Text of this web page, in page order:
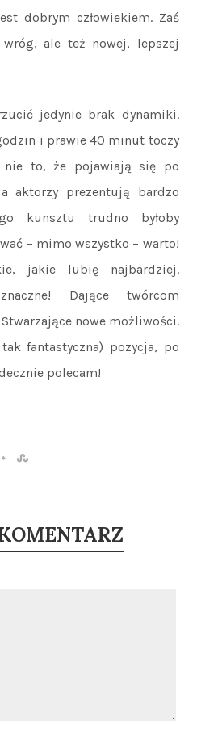
dobrym człowiekiem. Zaś
ale też nowej, lepszej
jedynie brak dynamiki.
i prawie 40 minut toczy
nie to, że pojawiają się po
aktorzy prezentują bardzo
kunsztu trudno byłoby
– mimo wszystko – warto!
jakie lubię najbardziej.
Dające twórcom
nowe możliwości.
fantastyczna) pozycja, po
polecam!